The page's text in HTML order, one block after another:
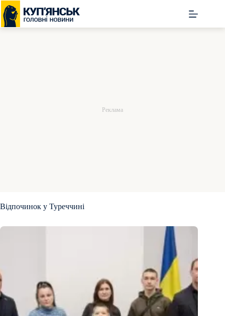
Перейти
до
вмісту
Відпочинок у Туреччині